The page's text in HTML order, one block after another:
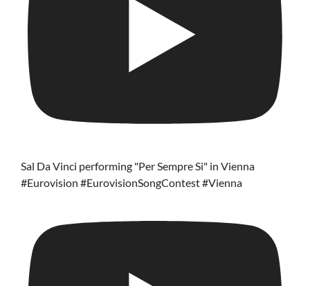
Sal Da Vinci performing "Per Sempre Si" in Vienna
#Eurovision #EurovisionSongContest #Vienna